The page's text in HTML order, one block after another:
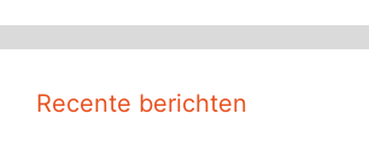
Recente berichten